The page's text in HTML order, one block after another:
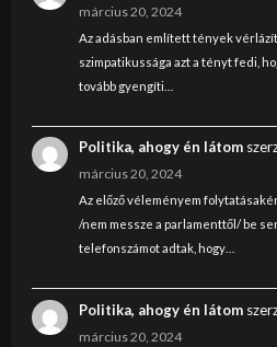
március 20, 2024
Az adásban említett tények
szimpatikussága azt a tényt fedi,
tovább gyengíti…
Politika, ahogy én látom
március 20, 2024
Az előző véleményem
/nem messze a parlamenttől/ be
telefonszámot adtak, hogy…
Politika, ahogy én látom
március 20, 2024